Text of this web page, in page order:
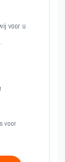
voor u
voor